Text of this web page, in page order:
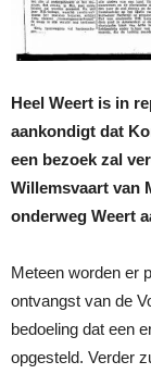
Heel Weert is in
aankondigt dat
een bezoek zal
Willemsvaart van
onderweg Weert
Meteen worden er
ontvangst van de
bedoeling dat een
opgesteld. Verder